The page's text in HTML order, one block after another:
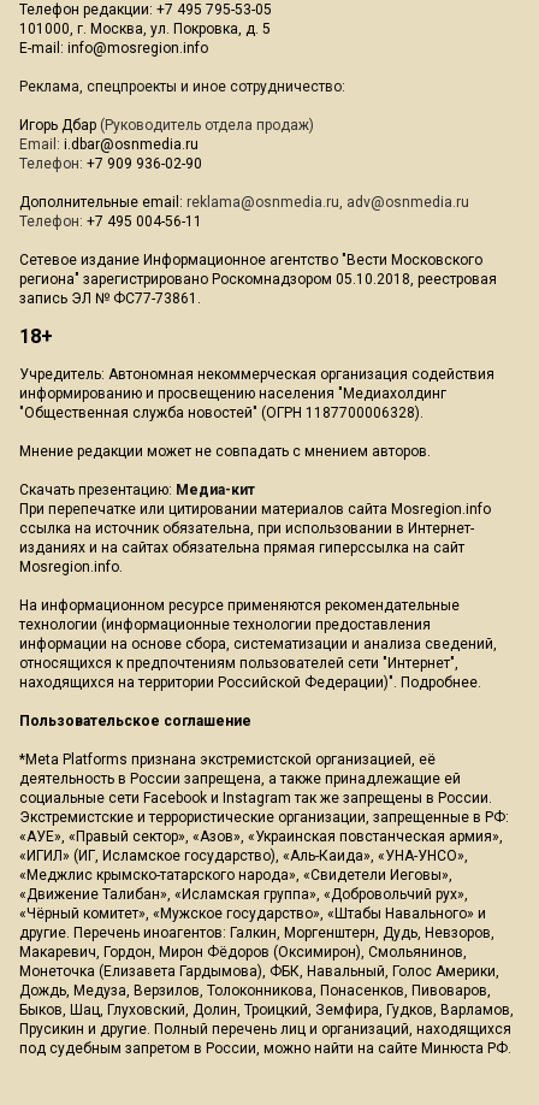
Телефон редакции: +7 495 795-53-05
101000, г. Москва, ул. Покровка, д. 5
E-mail: info@mosregion.info
Реклама, спецпроекты и иное сотрудничество:
Игорь Дбар (Руководитель отдела продаж)
Email: i.dbar@osnmedia.ru
Телефон: +7 909 936-02-90
Дополнительные email: reklama@osnmedia.ru, adv@osnmedia.ru
Телефон: +7 495 004-56-11
Сетевое издание Информационное агентство "Вести Московского
региона" зарегистрировано Роскомнадзором 05.10.2018, реестровая
запись ЭЛ № ФС77-73861.
18+
Учредитель: Автономная некоммерческая организация содействия
информированию и просвещению населения "Медиахолдинг
"Общественная служба новостей" (ОГРН 1187700006328).
Мнение редакции может не совпадать с мнением авторов.
Скачать презентацию: Медиа-кит
При перепечатке или цитировании материалов сайта Mosregion.info
ссылка на источник обязательна, при использовании в Интернет-
изданиях и на сайтах обязательна прямая гиперссылка на сайт
Mosregion.info.
На информационном ресурсе применяются рекомендательные
технологии (информационные технологии предоставления
информации на основе сбора, систематизации и анализа сведений,
относящихся к предпочтениям пользователей сети "Интернет",
находящихся на территории Российской Федерации)". Подробнее.
Пользовательское соглашение
*Meta Platforms признана экстремистской организацией, её
деятельность в России запрещена, а также принадлежащие ей
социальные сети Facebook и Instagram так же запрещены в России.
Экстремистские и террористические организации, запрещенные в РФ:
«АУЕ», «Правый сектор», «Азов», «Украинская повстанческая армия»,
«ИГИЛ» (ИГ, Исламское государство), «Аль-Каида», «УНА-УНСО»,
«Меджлис крымско-татарского народа», «Свидетели Иеговы»,
«Движение Талибан», «Исламская группа», «Добровольчий рух»,
«Чёрный комитет», «Мужское государство», «Штабы Навального» и
другие. Перечень иноагентов: Галкин, Моргенштерн, Дудь, Невзоров,
Макаревич, Гордон, Мирон Фёдоров (Оксимирон), Смольянинов,
Монеточка (Елизавета Гардымова), ФБК, Навальный, Голос Америки,
Дождь, Медуза, Верзилов, Толоконникова, Понасенков, Пивоваров,
Быков, Шац, Глуховский, Долин, Троицкий, Земфира, Гудков, Варламов,
Прусикин и другие. Полный перечень лиц и организаций, находящихся
под судебным запретом в России, можно найти на сайте Минюста РФ.